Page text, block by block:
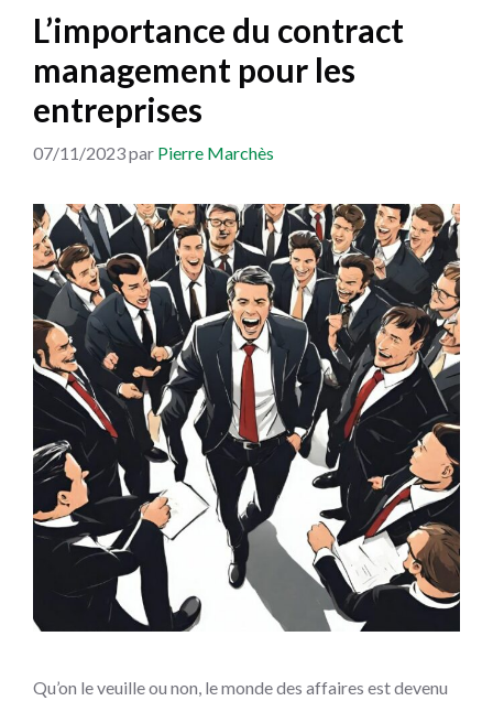
L’importance du contract
management pour les
entreprises
07/11/2023par Pierre Marchès
Qu’on le veuille ou non, le monde des affaires est devenu